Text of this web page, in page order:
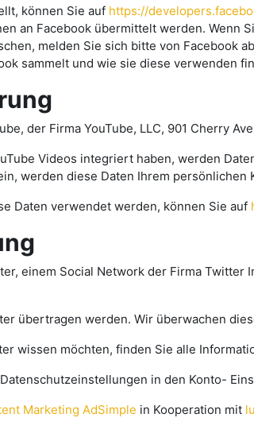
können Sie auf https://
an Facebook übermittelt werden. Wenn
melden Sie sich bitte von Facebook
sammelt und wie sie diese verwenden
der Firma YouTube, LLC, 901 Cherry
Videos integriert haben, werden
werden diese Daten Ihrem
Daten verwendet werden, können Sie auf
einem Social Network der Firma Twitter
übertragen werden. Wir überwachen
wissen möchten, finden Sie alle
in den Konto-
Marketing AdSimple in Kooperation mit